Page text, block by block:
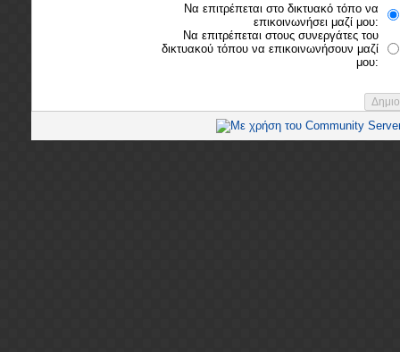
Να επιτρέπεται στο δικτυακό τόπο να
επικοινωνήσει μαζί μου:
Να επιτρέπεται στους συνεργάτες του
δικτυακού τόπου να επικοινωνήσουν μαζί
μου: